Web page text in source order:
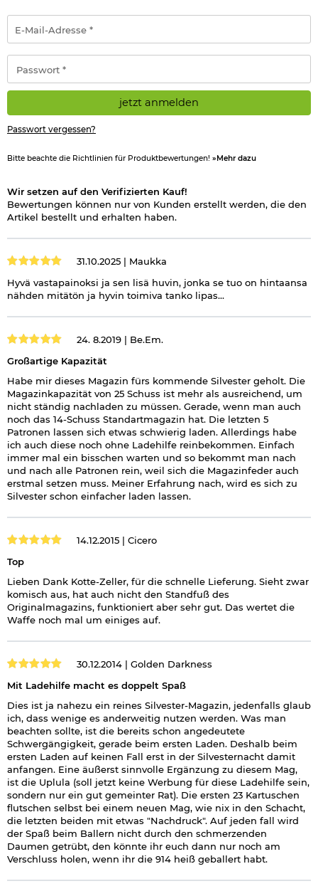
Mail-
Adresse
*
jetzt anmelden
Passwort vergessen?
Bitte beachte die Richtlinien für Produktbewertungen! »Mehr dazu
Wir setzen auf den Verifizierten Kauf!
Bewertungen können nur von Kunden erstellt werden, die den
Artikel bestellt und erhalten haben.
31.10.2025 | Maukka
Hyvä vastapainoksi ja sen lisä huvin, jonka se tuo on hintaansa
nähden mitätön ja hyvin toimiva tanko lipas...
24. 8.2019 | Be.Em.
Großartige Kapazität
Habe mir dieses Magazin fürs kommende Silvester geholt. Die
Magazinkapazität von 25 Schuss ist mehr als ausreichend, um
nicht ständig nachladen zu müssen. Gerade, wenn man auch
noch das 14-Schuss Standartmagazin hat. Die letzten 5
Patronen lassen sich etwas schwierig laden. Allerdings habe
ich auch diese noch ohne Ladehilfe reinbekommen. Einfach
immer mal ein bisschen warten und so bekommt man nach
und nach alle Patronen rein, weil sich die Magazinfeder auch
erstmal setzen muss. Meiner Erfahrung nach, wird es sich zu
Silvester schon einfacher laden lassen.
14.12.2015 | Cicero
Top
Lieben Dank Kotte-Zeller, für die schnelle Lieferung. Sieht zwar
komisch aus, hat auch nicht den Standfuß des
Originalmagazins, funktioniert aber sehr gut. Das wertet die
Waffe noch mal um einiges auf.
30.12.2014 | Golden Darkness
Mit Ladehilfe macht es doppelt Spaß
Dies ist ja nahezu ein reines Silvester-Magazin, jedenfalls glaub
ich, dass wenige es anderweitig nutzen werden. Was man
beachten sollte, ist die bereits schon angedeutete
Schwergängigkeit, gerade beim ersten Laden. Deshalb beim
ersten Laden auf keinen Fall erst in der Silvesternacht damit
anfangen. Eine äußerst sinnvolle Ergänzung zu diesem Mag,
ist die Uplula (soll jetzt keine Werbung für diese Ladehilfe sein,
sondern nur ein gut gemeinter Rat). Die ersten 23 Kartuschen
flutschen selbst bei einem neuen Mag, wie nix in den Schacht,
die letzten beiden mit etwas "Nachdruck". Auf jeden fall wird
der Spaß beim Ballern nicht durch den schmerzenden
Daumen getrübt, den könnte ihr euch dann nur noch am
Verschluss holen, wenn ihr die 914 heiß geballert habt.